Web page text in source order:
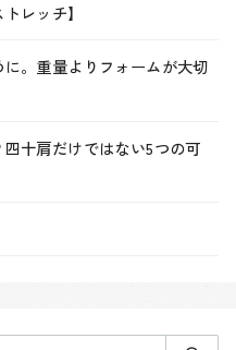
レッチ】
。重量よりフォームが大切
十肩だけではない5つの可